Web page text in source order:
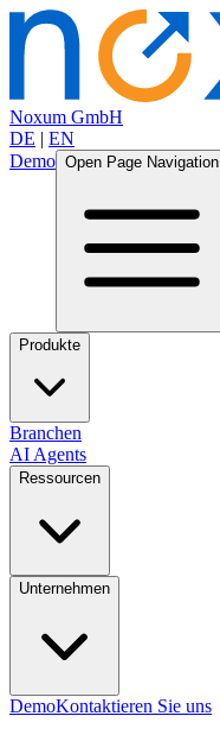
Noxum GmbH
DE | EN
Demo Open Page Navigation
Produkte
Branchen
AI Agents
Ressourcen
Unternehmen
DemoKontaktieren Sie uns